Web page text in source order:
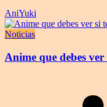
AniYuki
Noticias
Anime que debes